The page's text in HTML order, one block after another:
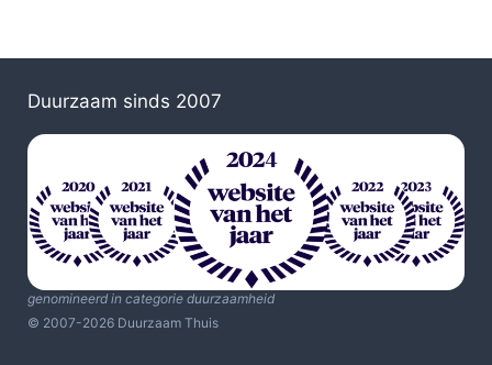
Duurzaam sinds 2007
genomineerd in categorie duurzaamheid
© 2007-2026 Duurzaam Thuis